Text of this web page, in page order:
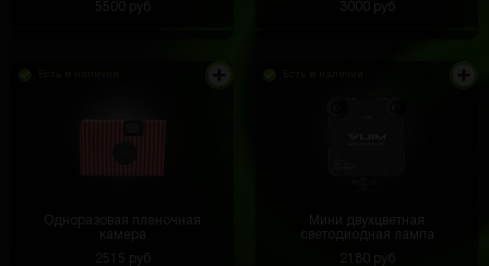
5500 руб
3000 руб
Одноразовая пленочная
камера
2515 руб
Мини двухцветная
светодиодная лампа
2180 руб